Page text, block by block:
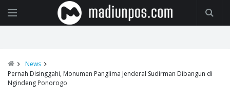
News
Pernah Disinggahi, Monumen Panglima Jenderal Sudirman Dibangun di
Ngindeng Ponorogo